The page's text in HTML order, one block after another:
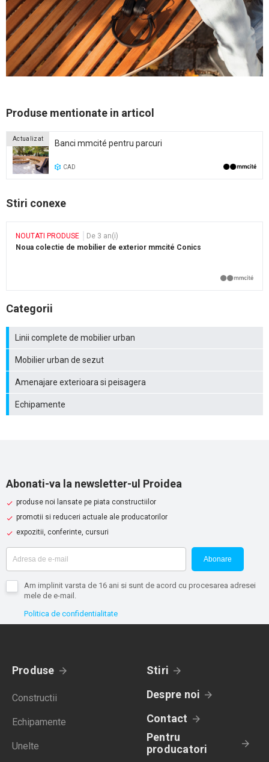
Produse mentionate in articol
Actualizat Banci mmcité pentru parcuri
CAD
Stiri conexe
NOUTATI PRODUSE
De 3 an(i)
Noua colectie de mobilier de exterior mmcité Conics
Categorii
Linii complete de mobilier urban
Mobilier urban de sezut
Amenajare exterioara si peisagera
Echipamente
Abonati-va la newsletter-ul Proidea
produse noi lansate pe piata constructiilor
promotii si reduceri actuale ale producatorilor
expozitii, conferinte, cursuri
Abonare
Am implinit varsta de 16 ani si sunt de acord cu procesarea adresei
mele de e-mail.
Politica de confidentialitate
Produse
Constructii
Echipamente
Unelte
Stiri
Despre noi
Contact
Pentru
producatori